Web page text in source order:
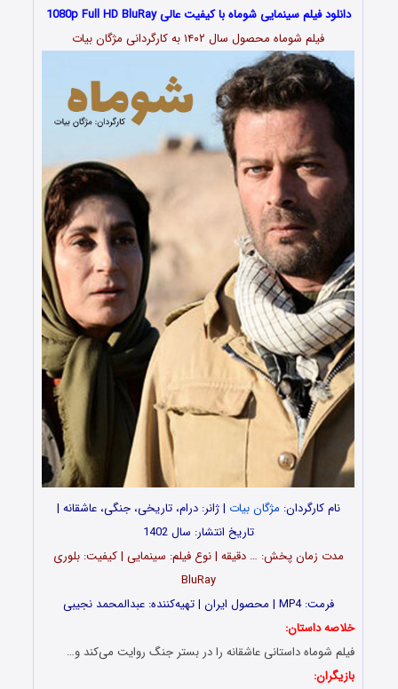
دانلود فیلم سینمایی شوماه با کیفیت عالی 1080p Full HD BluRay
فیلم شوماه محصول سال ۱۴۰۲ به کارگردانی مژگان بیات
نام کارگردان: مژگان بیات | ژانر: درام، تاریخی، جنگی، عاشقانه |
تاریخ انتشار: سال 1402
مدت‌‌ زمان پخش: … دقیقه | نوع فیلم: سینمایی | کیفیت: بلوری
BluRay
فرمت: MP4 | محصول ایران | تهیه‎‌کننده: عبدالمحمد نجیبی
خلاصه داستان:
فیلم شوماه داستانی عاشقانه‌ را در بستر جنگ روایت می‌کند و…
بازیگران: